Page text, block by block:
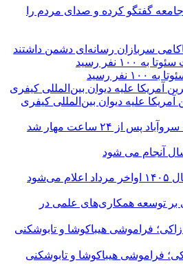
جامعه گفتگو کرده و صدای مردم را
سربازان رسانه‌ای دشمن داشتند
نفر رسید
از ۲۴ ساعت مهار شد
آنجام می شود
بر توسعه همکاری‌های علمی در
فراموشی هیباکوشا و تابوشکنی